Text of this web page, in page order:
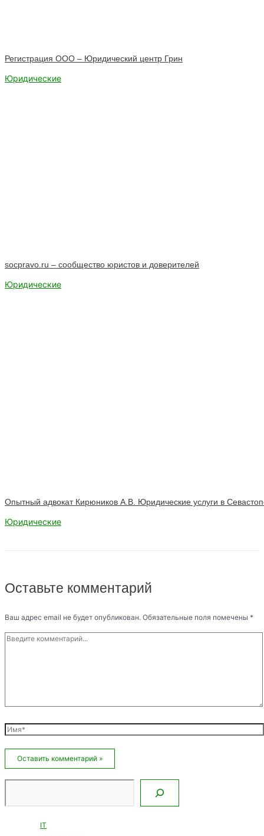
Регистрация ООО – Юридический центр Грин
Юридические
socpravo.ru – сообщество юристов и доверителей
Юридические
Опытный адвокат Кирюников А.В. Юридические услуги в
Юридические
Оставьте комментарий
Ваш адрес email не будет опубликован. Обязательные поля помечены *
Введите
комментарий...
Имя*
IT